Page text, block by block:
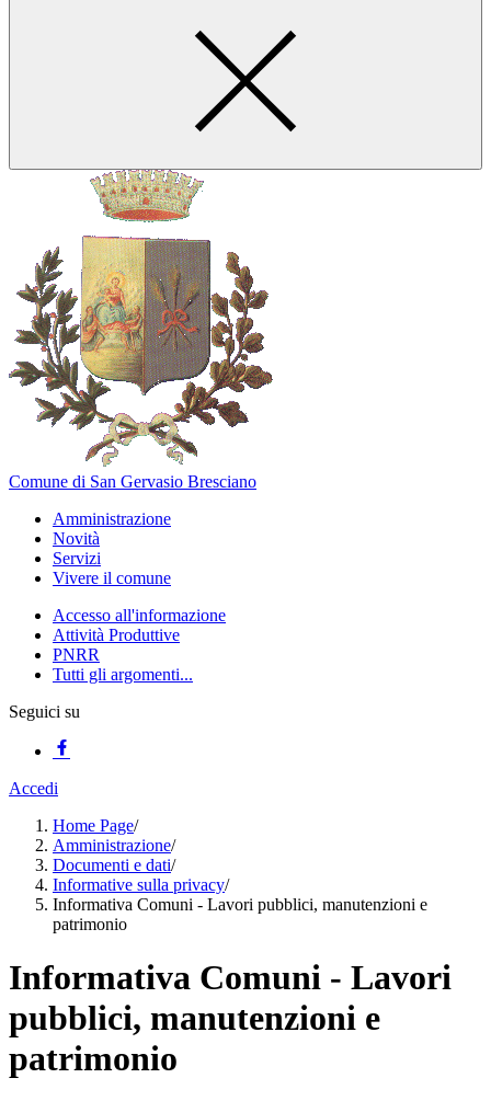
Comune di San Gervasio Bresciano
Amministrazione
Novità
Servizi
Vivere il comune
Accesso all'informazione
Attività Produttive
PNRR
Tutti gli argomenti...
Seguici su
Accedi
Home Page/
Amministrazione/
Documenti e dati/
Informative sulla privacy/
Informativa Comuni - Lavori pubblici, manutenzioni e
patrimonio
Informativa Comuni - Lavori
pubblici, manutenzioni e
patrimonio